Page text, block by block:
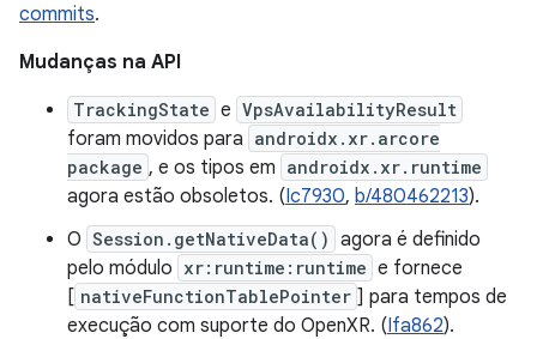
commits.
Mudanças na API
TrackingState e VpsAvailabilityResult
foram movidos para androidx.xr.arcore
package , e os tipos em androidx.xr.runtime
agora estão obsoletos. (Ic7930, b/480462213).
O Session.getNativeData() agora é definido
pelo módulo xr:runtime:runtime e fornece
[ nativeFunctionTablePointer ] para tempos de
execução com suporte do OpenXR. (Ifa862).